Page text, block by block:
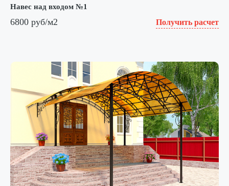
Навес над входом №1
6800 руб/м2 Получить расчет